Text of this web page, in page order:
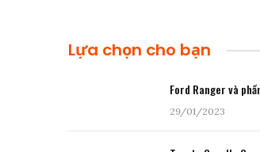
Lựa chọn cho bạn
Ford Ranger và
29/01/2023